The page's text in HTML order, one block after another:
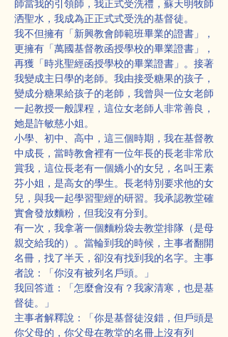
師當我的引領師，我正式受洗禮，蘇天明牧師
洒聖水，我成為正正式式受洗的基督徒。
我不但擁有「新興教會師範班畢業的證書」，
更擁有「萬國基督教函授學校的畢業證書」，
再獲「時兆聖經函授學校的畢業證書」。接著
我變成主日學的老師。我由接受糖果的孩子，
變成分糖果給孩子的老師，我曾與一位女老師
一起教授一般課程，這位女老師人非常善良，
她是許敏慈小姐。
小學、初中、高中，這三個時期，我在基督教
中成長，當時教會裡有一位年長的長老非常欣
賞我，這位長老有一個嬌小的女兒，名叫王素
芬小姐，是高女的學生。長老特別要求他的女
兒，與我一起學習聖經的研習。我承認教堂確
實會發放麵粉，但我沒有分到。
有一次，我拿著一個麵粉袋去教堂排隊（是母
親交給我的）。當輪到我的時候，主事者翻開
名冊，找了半天，卻沒有找到我的名字。主事
者說：「你沒有被列名戶頭。」
我回答道：「怎麼會沒有？我家清寒，也是基
督徒。」
主事者解釋說：「你是基督徒沒錯，但戶頭是
你父母的，你父母在教堂的名冊上沒有列